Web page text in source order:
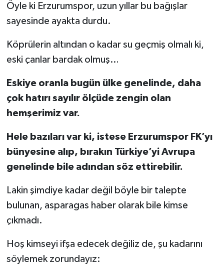
Öyle ki Erzurumspor, uzun yıllar bu bağışlar
sayesinde ayakta durdu.
Köprülerin altından o kadar su geçmiş olmalı ki,
eski çanlar bardak olmuş…
Eskiye oranla bugün ülke genelinde, daha
çok hatırı sayılır ölçüde zengin olan
hemşerimiz var.
Hele bazıları var ki, istese Erzurumspor FK’yı
bünyesine alıp, bırakın Türkiye’yi Avrupa
genelinde bile adından söz ettirebilir.
Lakin şimdiye kadar değil böyle bir talepte
bulunan, asparagas haber olarak bile kimse
çıkmadı.
Hoş kimseyi ifşa edecek değiliz de, şu kadarını
söylemek zorundayız: